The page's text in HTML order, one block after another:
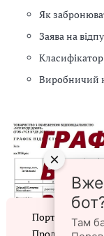
Як
Заява на
Виробничий
Портал Там
×